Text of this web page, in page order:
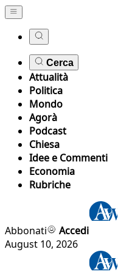
Cerca
Attualità
Politica
Mondo
Agorà
Podcast
Chiesa
Idee e Commenti
Economia
Rubriche
Abbonati
Accedi
August 10, 2026